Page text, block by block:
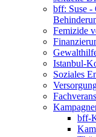
bff: Suse -
Femizide
Istanbul-
Soziales
bff-